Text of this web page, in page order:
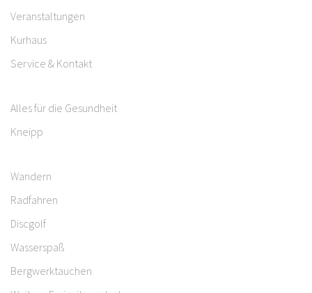
Veranstaltungen
Kurhaus
Service & Kontakt
Alles für die Gesundheit
Kneipp
Wandern
Radfahren
Discgolf
Wasserspaß
Bergwerktauchen